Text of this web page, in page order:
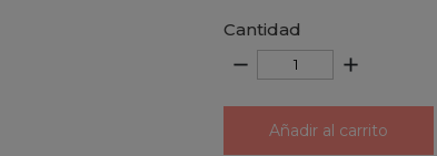
Cantidad
remove add
Añadir al carrito